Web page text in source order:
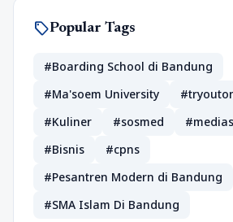
sellPopular Tags
#Boarding School di Bandung
#Ma'soem University
#Kuliner
#sosmed
#Bisnis
#cpns
#Pesantren Modern di Bandung
#SMA Islam Di Bandung